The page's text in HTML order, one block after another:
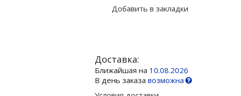
Добавить в закладки
Доставка:
Ближайшая на 10.08.2026
В день заказа возможна